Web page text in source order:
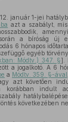
január 1-jei
azt a szabályt,
a bíróság új
6 hónapos
egyéb
Módtv.) 347. §].
a jogalkotó. A 6
a Módtv. 359. §-ával
azt követően
indult
következében